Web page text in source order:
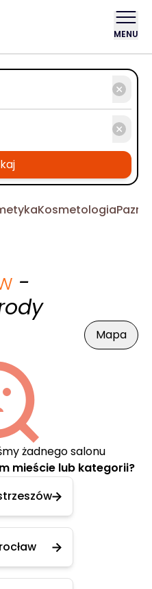
MENU
Kosmetologia
-
Mapa
żadnego salonu
mieście lub kategorii?